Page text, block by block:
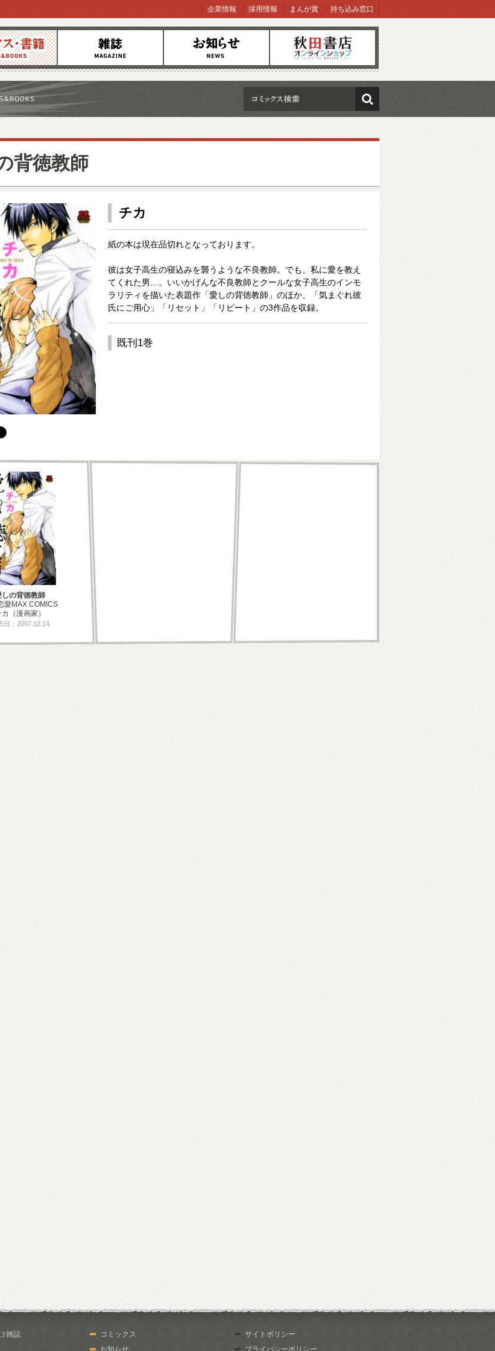
雑誌 お知らせ オンラインショップ
企業情報 採用情報 まんが賞 持ち込み窓口
検索
背徳教師
チカ
紙の本は現在品切れとなっております。
彼は女子高生の寝込みを襲うような不良教師。でも、私に愛を教え
てくれた男…。いいかげんな不良教師とクールな女子高生のインモ
ラリティを描いた表題作「愛しの背徳教師」のほか、「気まぐれ彼
氏にご用心」「リセット」「リピート」の3作品を収録。
既刊1巻
しの背徳教師
愛MAX COMICS
（漫画家）
日：2007.12.14
雑誌
コミックス
お知らせ
サイトポリシー
プライバシーポリシー